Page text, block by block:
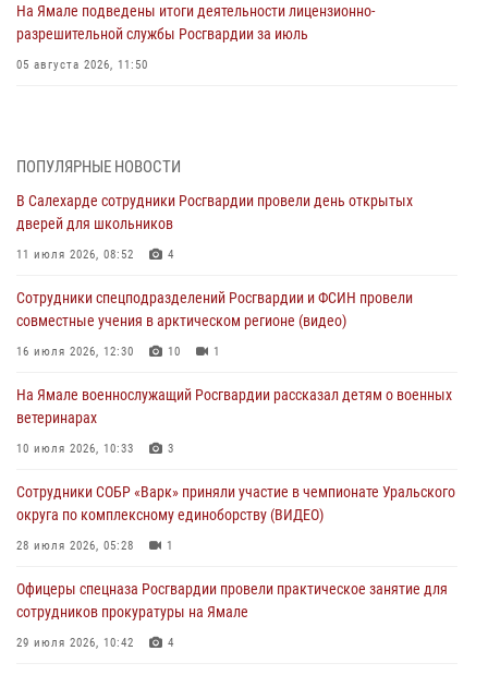
На Ямале подведены итоги деятельности лицензионно-
разрешительной службы Росгвардии за июль
05 августа 2026, 11:50
03 августа 2026, 07:21 2
Генерал-полковник Юрий Аверин выступил на Всероссийском
молодёжном образовательном форуме «Территория смыслов»
03 августа 2026, 06:54
Директор Росгвардии Герой России генерал армии Виктор Золотов
поздравил специалистов подразделений тыла с профессиональным
праздником
Сотрудники СОБР «Варк» повышают боевое мастерство на Ямале
30 июля 2026, 09:34 1
Офицеры спецназа Росгвардии провели практическое занятие для
сотрудников прокуратуры на Ямале
29 июля 2026, 10:42 4
ПОПУЛЯРНЫЕ НОВОСТИ
В Салехарде сотрудники Росгвардии провели день открытых
дверей для школьников
11 июля 2026, 08:52 4
Сотрудники спецподразделений Росгвардии и ФСИН провели
совместные учения в арктическом регионе (видео)
16 июля 2026, 12:30 10 1
На Ямале военнослужащий Росгвардии рассказал детям о военных
ветеринарах
10 июля 2026, 10:33 3
Сотрудники СОБР «Варк» приняли участие в чемпионате Уральского
округа по комплексному единоборству (ВИДЕО)
28 июля 2026, 05:28 1
Офицеры спецназа Росгвардии провели практическое занятие для
сотрудников прокуратуры на Ямале
29 июля 2026, 10:42 4